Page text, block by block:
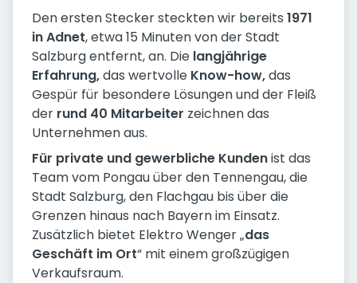
Den ersten Stecker steckten wir bereits 1971
in Adnet, etwa 15 Minuten von der Stadt
Salzburg entfernt, an. Die langjährige
Erfahrung,das wertvolle Know-how,das
Gespür für besondere Lösungen und der Fleiß
der rund 40 Mitarbeiter zeichnen das
Unternehmen aus.
Für private und gewerbliche Kundenist das
Team vom Pongau über den Tennengau, die
Stadt Salzburg, den Flachgau bis über die
Grenzen hinaus nach Bayern im Einsatz.
Zusätzlich bietet Elektro Wenger „das
Geschäft im Ort“ mit einem großzügigen
Verkaufsraum.